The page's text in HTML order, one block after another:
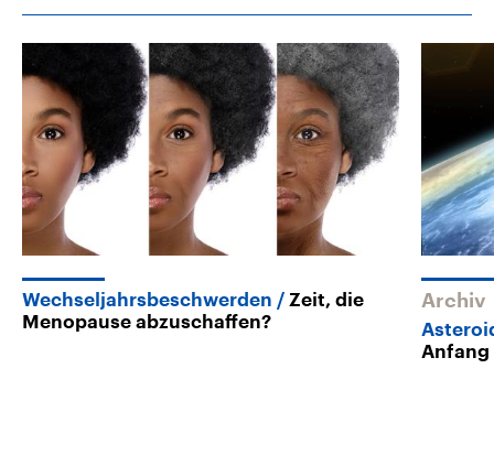
Wechseljahrsbeschwerden
Zeit, die
Menopause abzuschaffen?
Archiv
Anfang